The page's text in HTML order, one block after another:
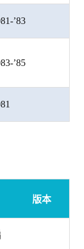
’83
’85
版本